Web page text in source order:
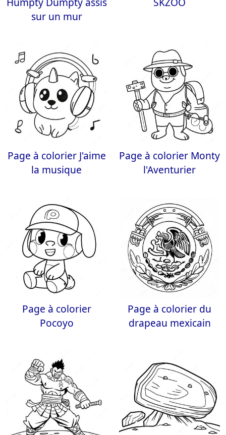
sur un mur
Page à colorier J'aime
la musique
Page à colorier Monty
l'Aventurier
Page à colorier
Pocoyo
Page à colorier du
drapeau mexicain